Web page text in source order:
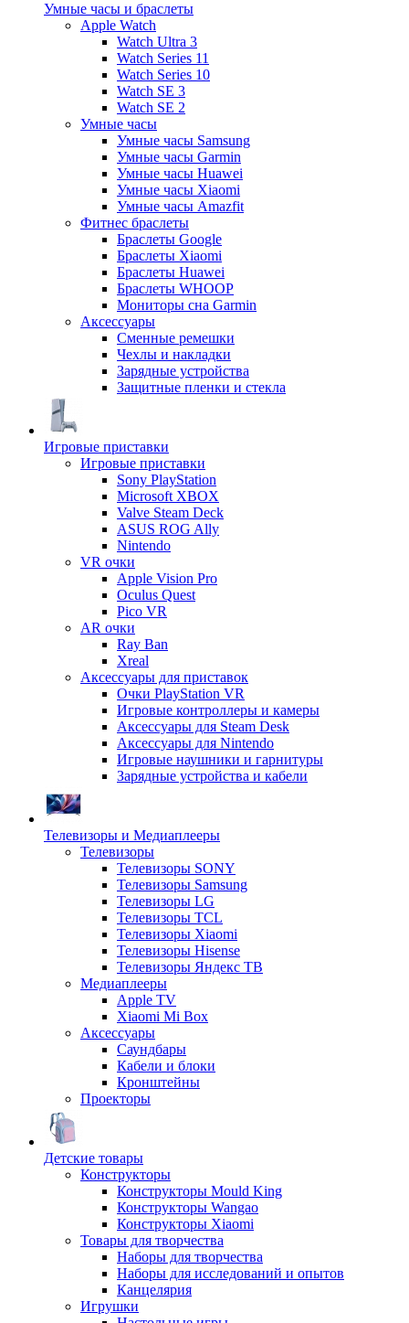
Умные часы и браслеты
Apple Watch
Watch Ultra 3
Watch Series 11
Watch Series 10
Watch SE 3
Watch SE 2
Умные часы
Умные часы Samsung
Умные часы Garmin
Умные часы Huawei
Умные часы Xiaomi
Умные часы Amazfit
Фитнес браслеты
Браслеты Google
Браслеты Xiaomi
Браслеты Huawei
Браслеты WHOOP
Мониторы сна Garmin
Аксессуары
Сменные ремешки
Чехлы и накладки
Зарядные устройства
Защитные пленки и стекла
Игровые приставки
Игровые приставки
Sony PlayStation
Microsoft XBOX
Valve Steam Deck
ASUS ROG Ally
Nintendo
VR очки
Apple Vision Pro
Oculus Quest
Pico VR
AR очки
Ray Ban
Xreal
Аксессуары для приставок
Очки PlayStation VR
Игровые контроллеры и камеры
Аксессуары для Steam Desk
Аксессуары для Nintendo
Игровые наушники и гарнитуры
Зарядные устройства и кабели
Телевизоры и Медиаплееры
Телевизоры
Телевизоры SONY
Телевизоры Samsung
Телевизоры LG
Телевизоры TCL
Телевизоры Xiaomi
Телевизоры Hisense
Телевизоры Яндекс ТВ
Медиаплееры
Apple TV
Xiaomi Mi Box
Аксессуары
Саундбары
Кабели и блоки
Кронштейны
Проекторы
Детские товары
Конструкторы
Конструкторы Mould King
Конструкторы Wangao
Конструкторы Xiaomi
Товары для творчества
Наборы для творчества
Наборы для исследований и опытов
Канцелярия
Игрушки